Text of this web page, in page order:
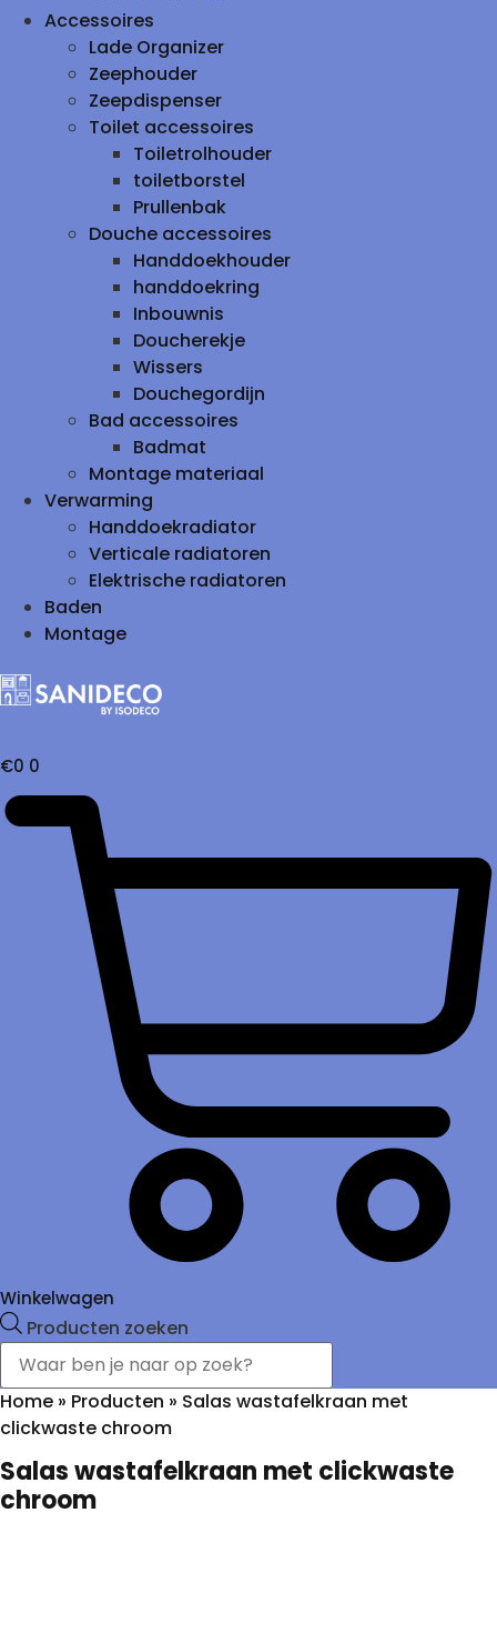
Accessoires
Lade Organizer
Zeephouder
Zeepdispenser
Toilet accessoires
Toiletrolhouder
toiletborstel
Prullenbak
Douche accessoires
Handdoekhouder
handdoekring
Inbouwnis
Doucherekje
Wissers
Douchegordijn
Bad accessoires
Badmat
Montage materiaal
Verwarming
Handdoekradiator
Verticale radiatoren
Elektrische radiatoren
Baden
Montage
€0 0
Winkelwagen
Producten zoeken
Home » Producten » Salas wastafelkraan met
clickwaste chroom
Salas wastafelkraan met clickwaste
chroom